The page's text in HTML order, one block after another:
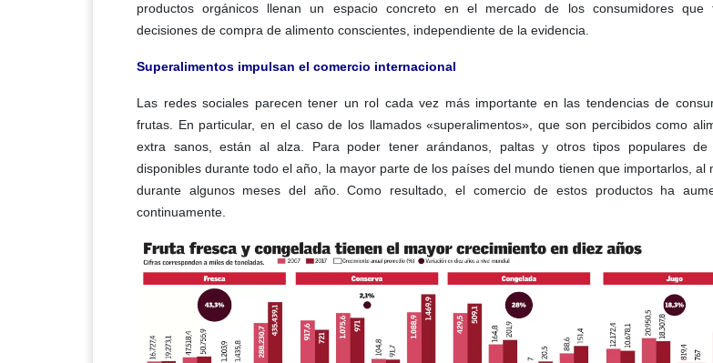
productos orgánicos llenan un espacio concreto en el mercado de los consumidores que
decisiones de compra de alimento conscientes, independiente de la evidencia.
Superalimentos impulsan el comercio internacional
Las redes sociales parecen tener un rol cada vez más importante en las tendencias de
frutas. En particular, en el caso de los llamados «superalimentos», que son percibidos como
extra sanos, están al alza. Para poder tener arándanos, paltas y otros tipos populares de
disponibles durante todo el año, la mayor parte de los países del mundo tienen que importarlos, al
durante algunos meses del año. Como resultado, el comercio de estos productos ha
continuamente.